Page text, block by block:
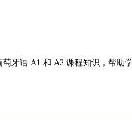
牙语 A1 和 A2 课程知识，帮助